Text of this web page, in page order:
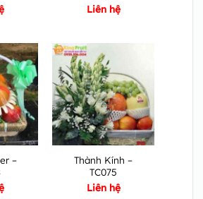
Liên hệ
–
Thành Kính –
TC075
Liên hệ